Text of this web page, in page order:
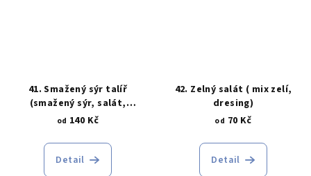
41. Smažený sýr talíř
(smažený sýr, salát,
hranolky, dresing)
od 140 Kč
Detail
42. Zelný salát ( mix zelí,
dresing)
od 70 Kč
Detail